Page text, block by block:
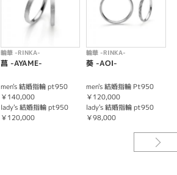
輪華 -RINKA-
菖 -AYAME-
men's 結婚指輪 pt950
￥140,000
lady's 結婚指輪 pt950
￥120,000
輪華 -RINKA-
葵 -AOI-
men's 結婚指輪 Pt950
￥120,000
lady's 結婚指輪 pt950
￥98,000